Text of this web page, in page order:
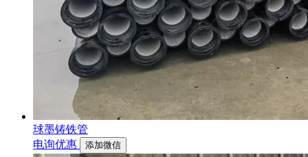
球墨铸铁管
电询优惠
添加微信